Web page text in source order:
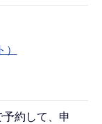
約して、申